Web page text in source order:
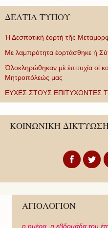
ΔΕΛΤΙΑ ΤΥΠΟΥ
Ἡ Δεσποτική ἑορτή τῆς
Με λαμπρότητα ἑορτάσθηκε ἡ
Ὁλοκληρώθηκαν μὲ ἐπιτυχία οἱ
Μητροπόλεώς μας
ΕΥΧΕΣ ΣΤΟΥΣ ΕΠΙΤΥΧΟΝΤΕΣ
ΚΟΙΝΩΝΙΚΗ
ΑΓΙΟΛΟΓΙΟΝ
η ημέρα, η εβδομάδα του